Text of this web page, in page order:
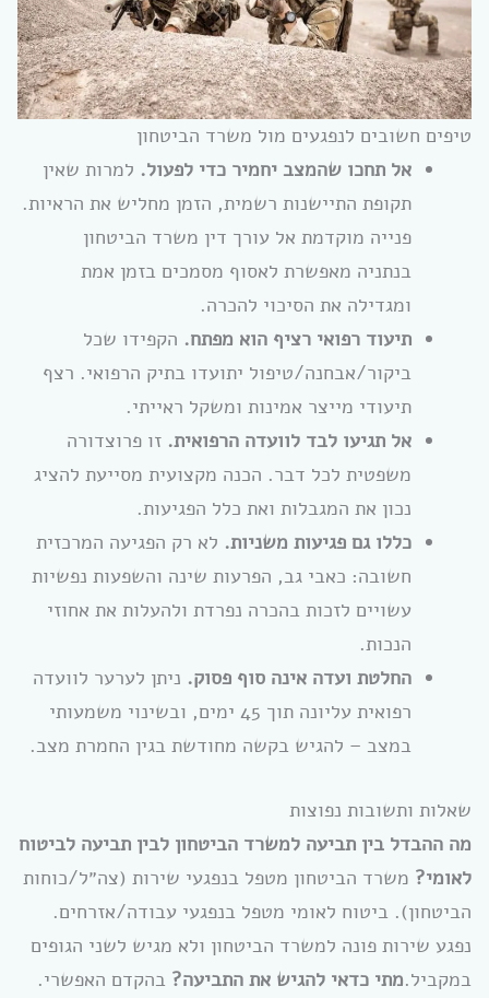
טיפים חשובים לנפגעים מול משרד הביטחון
אל תחכו שהמצב יחמיר כדי לפעול. למרות שאין
תקופת התיישנות רשמית, הזמן מחליש את הראיות.
פנייה מוקדמת אל עורך דין משרד הביטחון
בנתניה מאפשרת לאסוף מסמכים בזמן אמת
ומגדילה את הסיכוי להכרה.
תיעוד רפואי רציף הוא מפתח. הקפידו שכל
ביקור/אבחנה/טיפול יתועדו בתיק הרפואי. רצף
תיעודי מייצר אמינות ומשקל ראייתי.
אל תגיעו לבד לוועדה הרפואית. זו פרוצדורה
משפטית לכל דבר. הכנה מקצועית מסייעת להציג
נכון את המגבלות ואת כלל הפגיעות.
כללו גם פגיעות משניות. לא רק הפגיעה המרכזית
חשובה: כאבי גב, הפרעות שינה והשפעות נפשיות
עשויים לזכות בהכרה נפרדת ולהעלות את אחוזי
הנכות.
החלטת ועדה אינה סוף פסוק. ניתן לערער לוועדה
רפואית עליונה תוך 45 ימים, ובשינוי משמעותי
במצב – להגיש בקשה מחודשת בגין החמרת מצב.
שאלות ותשובות נפוצות
מה ההבדל בין תביעה למשרד הביטחון לבין תביעה לביטוח
לאומי? משרד הביטחון מטפל בנפגעי שירות (צה״ל/כוחות
הביטחון). ביטוח לאומי מטפל בנפגעי עבודה/אזרחים.
נפגע שירות פונה למשרד הביטחון ולא מגיש לשני הגופים
במקביל.מתי כדאי להגיש את התביעה? בהקדם האפשרי.